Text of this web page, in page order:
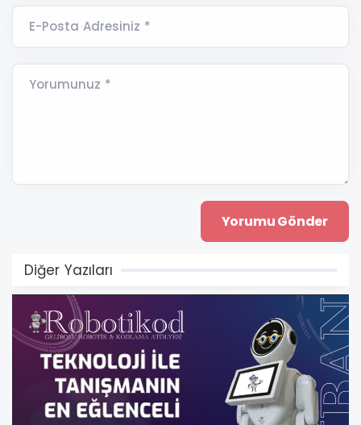
E-Posta Adresiniz *
Yorumunuz *
Diğer Yazıları